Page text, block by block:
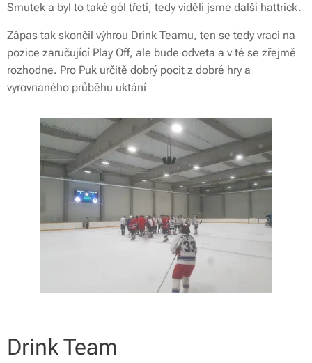
Smutek a byl to také gól třetí, tedy viděli jsme další hattrick.
Zápas tak skončil výhrou Drink Teamu, ten se tedy vrací na
pozice zaručující Play Off, ale bude odveta a v té se zřejmě
rozhodne. Pro Puk určitě dobrý pocit z dobré hry a
vyrovnaného průběhu uktání
Drink Team